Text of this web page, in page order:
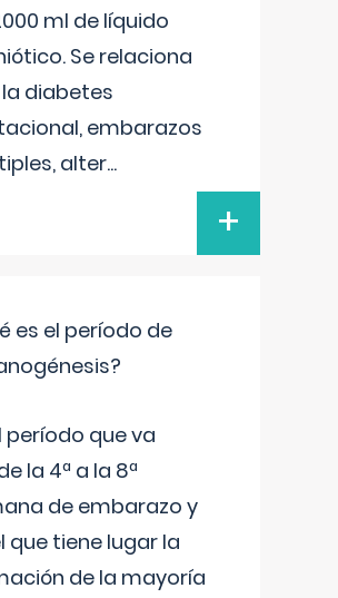
ml de líquido
Se relaciona
diabetes
embarazos
alter...
+
es el período de
período que va
la 4ª a la 8ª
de embarazo y
que tiene lugar la
de la mayoría